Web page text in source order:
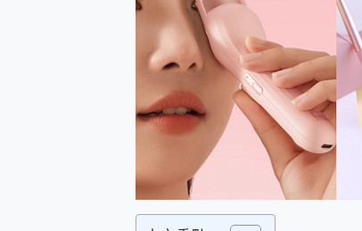
美到讓人超想擁有
好用的 EaseUS
一鍵修復模糊影片
小朋友才做選擇 投
式生活新體驗
外型超吸晴~ 給您絕
開箱~變身「蜘蛛
iPhone 17 系列 有
DJI Osmo Pocket
小巧好吸不擋鏡頭
寶可夢飛人外掛